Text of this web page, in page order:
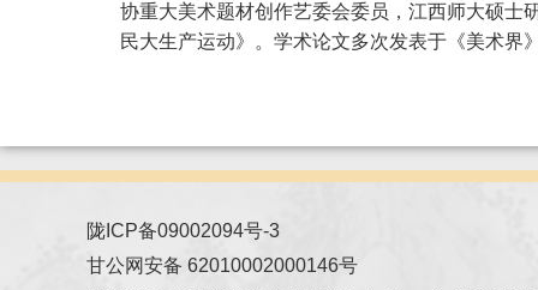
协重大美术题材创作艺委会委员，江西师大硕
民大生产运动》。学术论文多次发表于《美术界
陇ICP备09002094号-3
甘公网安备 62010002000146号